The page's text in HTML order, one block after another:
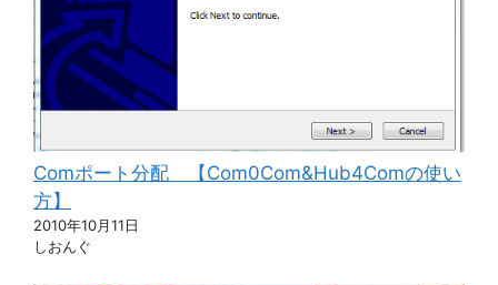
Comポート分配 【Com0Com&Hub4Comの使い
方】
2010年10月11日
しおんぐ